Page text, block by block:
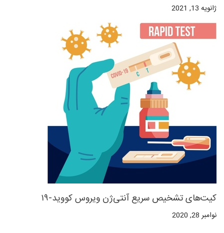
ژانویه 13, 2021
کیت‌های تشخیص سریع آنتی‌ژن ویروس کووید-۱۹
نوامبر 28, 2020